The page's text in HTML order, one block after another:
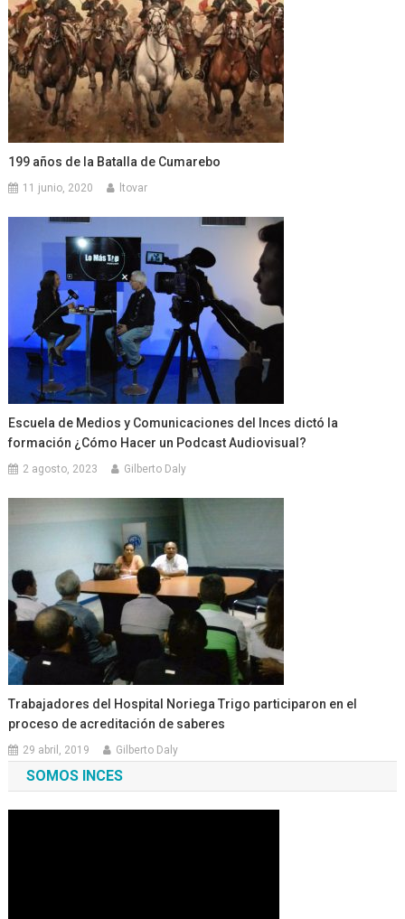
199 años de la Batalla de Cumarebo
11 junio, 2020 ltovar
Escuela de Medios y Comunicaciones del Inces dictó la
formación ¿Cómo Hacer un Podcast Audiovisual?
2 agosto, 2023 Gilberto Daly
Trabajadores del Hospital Noriega Trigo participaron en el
proceso de acreditación de saberes
29 abril, 2019 Gilberto Daly
SOMOS INCES